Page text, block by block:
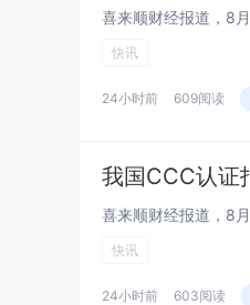
喜来顺财经报道，8
快讯
24小时前 609阅读
我国CCC认证
快讯
24小时前 603阅读